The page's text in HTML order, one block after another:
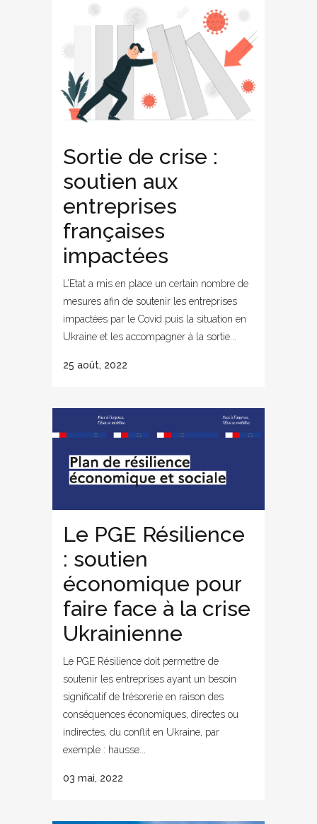
Sortie de crise :
soutien aux
entreprises
françaises
impactées
L’Etat a mis en place un certain nombre de
mesures afin de soutenir les entreprises
impactées par le Covid puis la situation en
Ukraine et les accompagner à la sortie...
25 août, 2022
Le PGE Résilience
: soutien
économique pour
faire face à la crise
Ukrainienne
Le PGE Résilience doit permettre de
soutenir les entreprises ayant un besoin
significatif de trésorerie en raison des
conséquences économiques, directes ou
indirectes, du conflit en Ukraine, par
exemple : hausse...
03 mai, 2022